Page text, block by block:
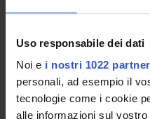
Uso responsabile dei dati
Noi e i nostri 1022 partner
personali, ad esempio il
tecnologie come i cookie
alle informazioni sul
BIBLIOTECHE
CENTRI DI RICERCA
LABORATORI DI RICERCA
SPIN OFF E AZIENDE